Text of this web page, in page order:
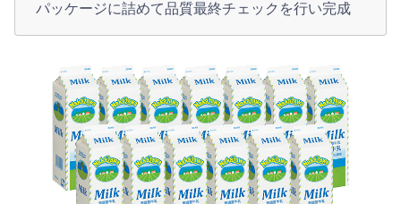
パッケージに詰めて品質最終チェックを行い完成